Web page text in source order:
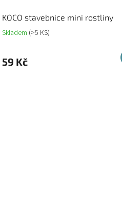
KOCO stavebnice mini rostliny
Skladem (>5 KS)
59 Kč